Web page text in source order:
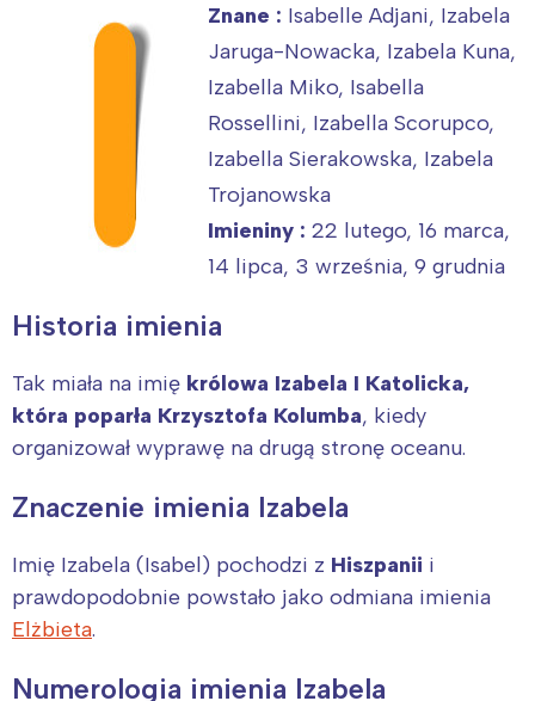
Znane : Isabelle Adjani, Izabela
Jaruga-Nowacka, Izabela Kuna,
Izabella Miko, Isabella
Rossellini, Izabella Scorupco,
Izabella Sierakowska, Izabela
Trojanowska
Imieniny : 22 lutego, 16 marca,
14 lipca, 3 września, 9 grudnia
Historia imienia
Tak miała na imię królowa Izabela I Katolicka,
która poparła Krzysztofa Kolumba, kiedy
organizował wyprawę na drugą stronę oceanu.
Znaczenie imienia Izabela
Imię Izabela (Isabel) pochodzi z Hiszpanii i
prawdopodobnie powstało jako odmiana imienia
Elżbieta.
Numerologia imienia Izabela